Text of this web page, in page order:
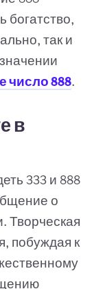
богатство,
так и
число 888.
в
333 и 888
о
Творческая
побуждая к